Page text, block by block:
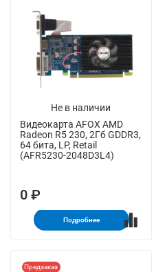
Не в наличии
Видеокарта AFOX AMD
Radeon R5 230, 2Гб GDDR3,
64 бита, LP, Retail
(AFR5230-2048D3L4)
0 ₽
Подробнее
Предзаказ